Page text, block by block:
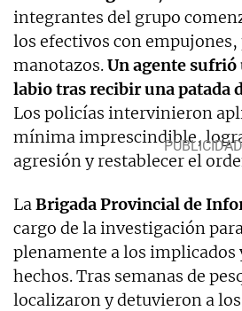
integrantes del grupo
los efectivos con empujones,
manotazos.Un agente sufrió
labio tras recibir una patada
Los policías intervinieron
mínima imprescindible,
agresión y restablecer el
LaBrigada Provincial de
cargo de la investigación
plenamente a los implicados
hechos. Tras semanas de
localizaron y detuvieron a los